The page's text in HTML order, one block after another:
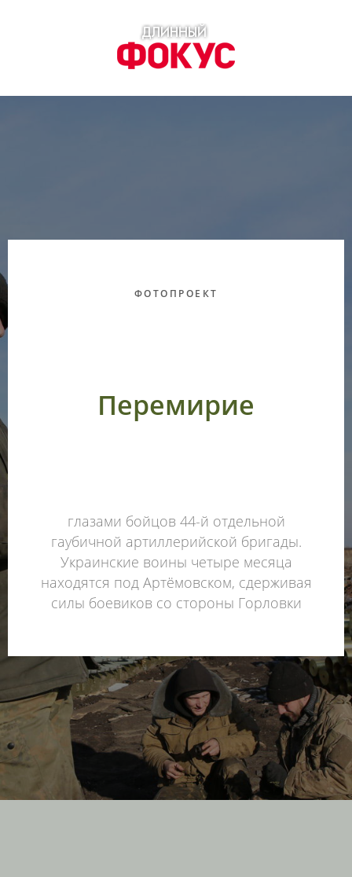
ФОТОПРОЕКТ
Перемирие
глазами бойцов 44-й отдельной
гаубичной артиллерийской бригады.
Украинские воины четыре месяца
находятся под Артёмовском, сдерживая
силы боевиков со стороны Горловки